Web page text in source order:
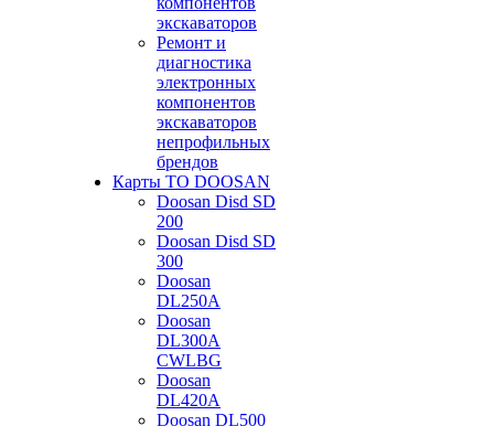
экскаваторов
Ремонт и
диагностика
электронных
компонентов
экскаваторов
непрофильных
брендов
Карты ТО DOOSAN
Doosan Disd SD
200
Doosan Disd SD
300
Doosan
DL250A
Doosan
DL300A
CWLBG
Doosan
DL420A
Doosan DL500